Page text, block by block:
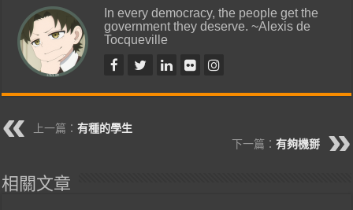
In every democracy, the people get the
government they deserve. ~Alexis de
Tocqueville
上一篇：有種的學生
下一篇： 有夠機掰
相關文章